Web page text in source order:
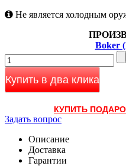
Не является холодным
Boker
Купить в два клика
КУПИТЬ
Задать вопрос
Описание
Доставка
Гарантии